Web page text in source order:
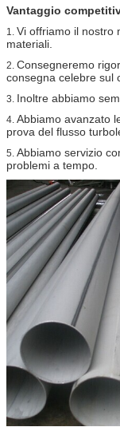
Vantaggio
1. Vi offriamo il nostro
materiali.
2. Consegneremo
consegna celebre sul
3. Inoltre abbiamo
4. Abbiamo avanzato
prova del flusso
5. Abbiamo servizio
problemi a tempo.